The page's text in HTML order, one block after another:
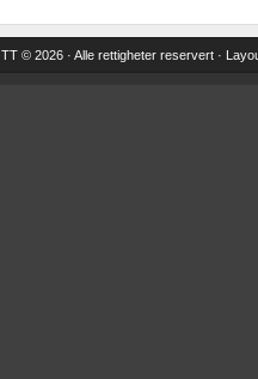
TT © 2026 · Alle rettigheter reservert ·